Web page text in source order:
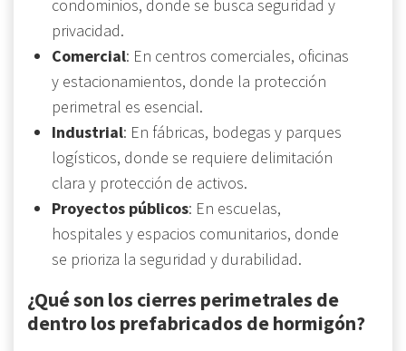
condominios, donde se busca seguridad y
privacidad.
Comercial: En centros comerciales, oficinas
y estacionamientos, donde la protección
perimetral es esencial.
Industrial: En fábricas, bodegas y parques
logísticos, donde se requiere delimitación
clara y protección de activos.
Proyectos públicos: En escuelas,
hospitales y espacios comunitarios, donde
se prioriza la seguridad y durabilidad.
¿Qué son los cierres perimetrales de
dentro los prefabricados de hormigón?